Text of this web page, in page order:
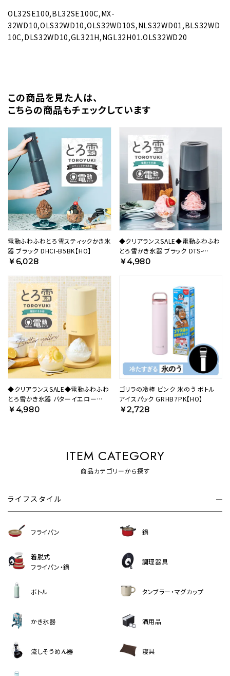
OL32SE100,BL32SE100C,MX-
32WD10,OLS32WD10,OLS32WD10S,NLS32WD01,BLS32WD
10C,DLS32WD10,GL321H,NGL32H01.OLS32WD20
この商品を⾒た⼈は、
こちらの商品もチェックしています
電動ふわふわとろ雪スティックかき氷
器 ブラック DHCI-B5BK【HO】
￥6,028
◆クリアランスSALE◆電動ふわふわ
とろ雪かき氷器 ブラック DTS-
B5BK【HO】
￥4,980
◆クリアランスSALE◆電動ふわふわ
とろ雪かき氷器 バターイエロー
DTS-B5MYL【HO】
￥4,980
ゴリラの冷棒 ピンク 氷のう ボトル
アイスパック GRHB7PK【HO】
￥2,728
ITEM CATEGORY
商品カテゴリーから探す
ライフスタイル
フライパン 鍋
着脱式
フライパン・鍋
調理器具
ボトル タンブラー・マグカップ
かき氷器 酒用品
流しそうめん器 寝具